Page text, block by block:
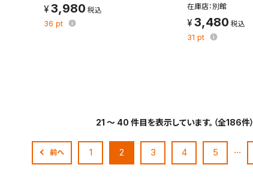
3,980
36 pt
在庫店：別館
3,480
31 pt
21 ～ 40 件目を表示しています。（全186件）
前へ 1 2 3 4 5 …